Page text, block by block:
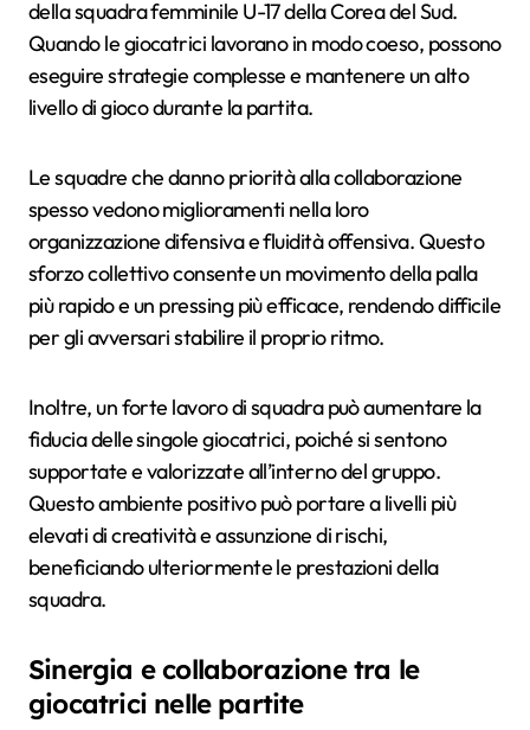
della squadra femminile U-17 della Corea del Sud.
Quando le giocatrici lavorano in modo coeso, possono
eseguire strategie complesse e mantenere un alto
livello di gioco durante la partita.
Le squadre che danno priorità alla collaborazione
spesso vedono miglioramenti nella loro
organizzazione difensiva e fluidità offensiva. Questo
sforzo collettivo consente un movimento della palla
più rapido e un pressing più efficace, rendendo difficile
per gli avversari stabilire il proprio ritmo.
Inoltre, un forte lavoro di squadra può aumentare la
fiducia delle singole giocatrici, poiché si sentono
supportate e valorizzate all’interno del gruppo.
Questo ambiente positivo può portare a livelli più
elevati di creatività e assunzione di rischi,
beneficiando ulteriormente le prestazioni della
squadra.
Sinergia e collaborazione tra le
giocatrici nelle partite